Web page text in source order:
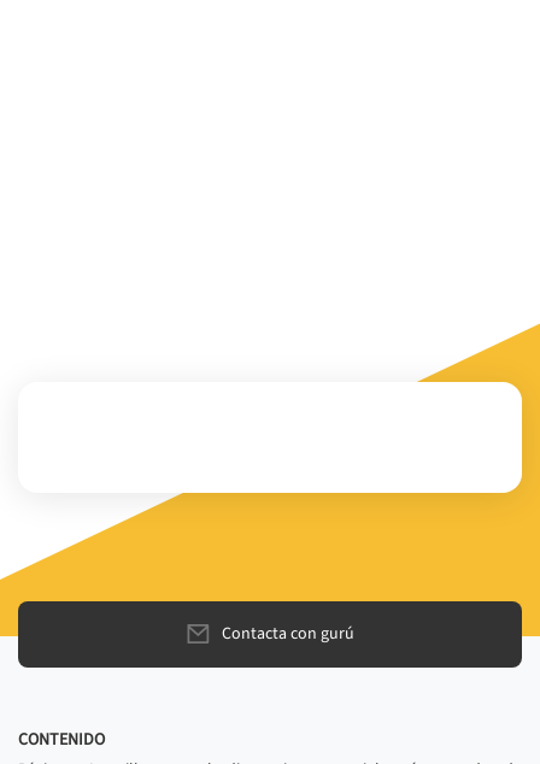
Contacta con gurú
CONTENIDO